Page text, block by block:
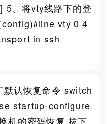
、将vty线路下的登
vty 0 4
in ssh
默认恢复命令 switch
startup-configure
机的密码恢复 拔下